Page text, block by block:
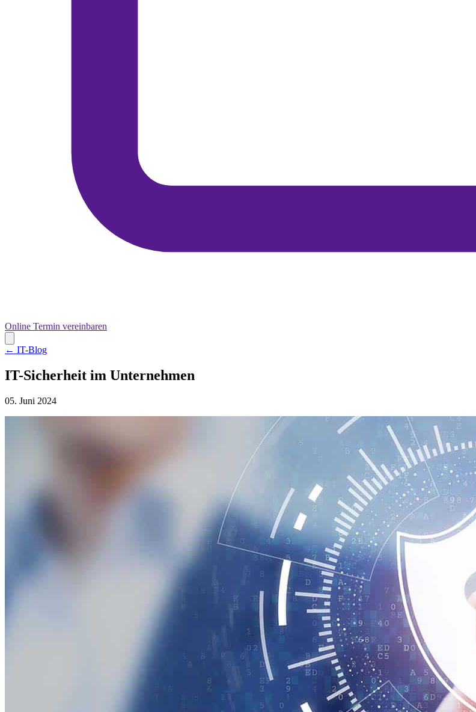
Online Termin vereinbaren
← IT-Blog
IT-Sicherheit im Unternehmen
05. Juni 2024